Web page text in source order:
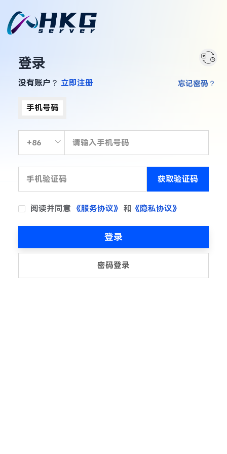
登录
没有账户？ 立即注册
手机号码
获取验证码
阅读并同意 《服务协议》 和 《隐私协议》
忘记密码？
登录
密码登录